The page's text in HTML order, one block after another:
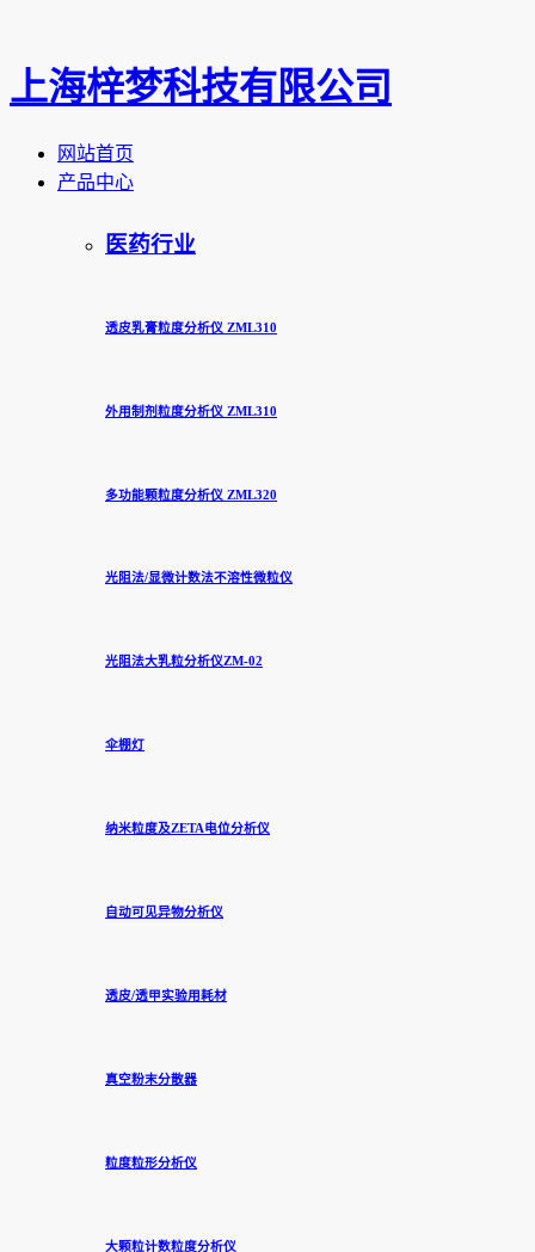
上海梓梦科技有限公司
网站首页
产品中心
医药行业
透皮乳膏粒度分析仪 ZML310
外用制剂粒度分析仪 ZML310
多功能颗粒度分析仪 ZML320
光阻法/显微计数法不溶性微粒仪
光阻法大乳粒分析仪ZM-02
伞棚灯
纳米粒度及ZETA电位分析仪
自动可见异物分析仪
透皮/透甲实验用耗材
真空粉末分散器
粒度粒形分析仪
大颗粒计数粒度分析仪